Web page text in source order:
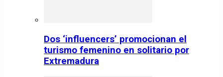
Dos ‘influencers’ promocionan el
turismo femenino en solitario por
Extremadura